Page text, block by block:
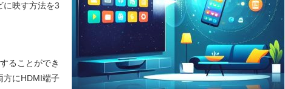
に映す方法を3
ることができ
方にHDMI端子